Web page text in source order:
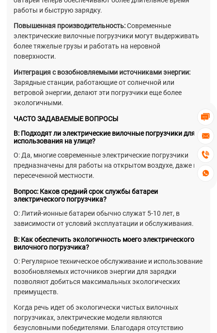




работы и быструю зарядку.
Повышенная производительность:Современные
электрические вилочные погрузчики могут выдерживать
более тяжелые грузы и работать на неровной
поверхности.
Интеграция с возобновляемыми источниками энергии:
Зарядные станции, работающие от солнечной или
ветровой энергии, делают эти погрузчики еще более
экологичными.
ЧАСТО ЗАДАВАЕМЫЕ ВОПРОСЫ
В: Подходят ли электрические вилочные погрузчики для
использования на улице?
О: Да, многие современные электрические погрузчики
предназначены для работы на открытом воздухе, даже на
пересеченной местности.
Вопрос: Каков средний срок службы батареи
электрического погрузчика?
О: Литий-ионные батареи обычно служат 5-10 лет, в
зависимости от условий эксплуатации и обслуживания.
В: Как обеспечить экологичность моего электрического
вилочного погрузчика?
О: Регулярное техническое обслуживание и использование
возобновляемых источников энергии для зарядки
позволяют добиться максимальных экологических
преимуществ.
Когда речь идет об экологически чистых вилочных
погрузчиках, электрические модели являются
безусловными победителями. Благодаря отсутствию